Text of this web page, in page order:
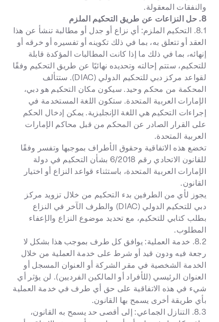
والنفقات المعقولة.
8. حل النزاعات عن طريق التحكيم الملزم
8.1. التحكيم الملزم: أي نزاع أو جدل أو مطالبة تنشأ عن هذا
العقد أو تتعلق به، بما في ذلك تكوينه أو تفسيره أو خرقه أو
إنهائه، بما في ذلك ما إذا كانت المطالبات المؤكدة قابلة
للتحكيم، ستتم إحالته وتحديده نهائيًا عن طريق التحكيم وفقًا
لقواعد مركز دبي للتحكيم الدولي (DIAC). ستتألف
المحكمة من محكم وحيد. سيكون مكان التحكيم هو دبي،
الإمارات العربية المتحدة. ستكون اللغة المستخدمة في
إجراءات التحكيم هي اللغة الإنجليزية. يمكن إدخال الحكم
على القرار الصادر عن المحكم من قبل محاكم الإمارات
العربية المتحدة.
تخضع هذه الاتفاقية وحقوق الأطراف بموجبها وتفسر وفقًا
للقانون الاتحادي رقم 6/2018 بشأن التحكيم في دولة
الإمارات العربية المتحدة، باستثناء قواعد النزاع أو اختيار
القانون.
يجوز لأي من الطرفين بدء التحكيم من خلال تزويد مركز
دبي للتحكيم الدولي (DIAC) والطرف الآخر في النزاع
بطلب كتابي للتحكيم، مع تحديد موضوع النزاع والإعفاء
المطلوب.
8.2. خدمة العملية: يوافق كل طرف بموجب هذا بشكل لا
رجعة فيه ودون قيد أو شرط على خدمة العملية من خلال
الخدمة الشخصية في مقر الشركة أو العنوان المسجل أو
العنوان الرئيسي (للأفراد أو المالكين الفرديين). لن يؤثر أي
شيء في هذه الاتفاقية على حق أي طرف في خدمة العملية
بأي طريقة أخرى يسمح بها القانون.
8.3. التنازل الجماعي: إلى أقصى حد يسمح به القانون،